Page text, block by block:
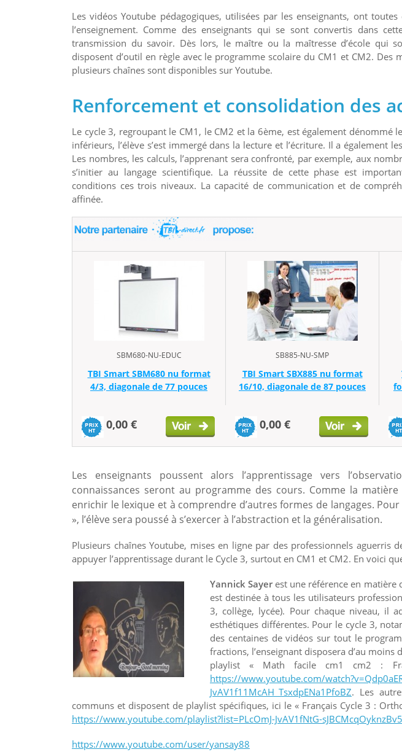
Les vidéos Youtube pédagogiques, utilisées par les enseignants, ont
l’enseignement. Comme des enseignants qui se sont convertis dans
transmission du savoir. Dès lors, le maître ou la maîtresse d’école qui
disposent d’outil en règle avec le programme scolaire du CM1 et CM2. Des
plusieurs chaînes sont disponibles sur Youtube.
Renforcement et consolidation des
Le cycle 3, regroupant le CM1, le CM2 et la 6ème, est également dénommé
inférieurs, l’élève s’est immergé dans la lecture et l’écriture. Il a également
Les nombres, les calculs, l’apprenant sera confronté, par exemple, aux
s’initier au langage scientifique. La réussite de cette phase est
conditions ces trois niveaux. La capacité de communication et de
affinée.
SBM680-NU-EDUC
TBI Smart SBM680 nu format
4/3, diagonale de 77 pouces
0,00 €
SB885-NU-SMP
TBI Smart SBX885 nu format
16/10, diagonale de 87 pouces
0,00 €
Les enseignants poussent alors l’apprentissage vers
connaissances seront au programme des cours. Comme la
enrichir le lexique et à comprendre d’autres formes de langages.
», l’élève sera poussé à s’exercer à l’abstraction et la généralisation.
Plusieurs chaînes Youtube, mises en ligne par des professionnels aguerris
appuyer l’apprentissage durant le Cycle 3, surtout en CM1 et CM2. En voici
Yannick Sayer est une référence en matière
est destinée à tous les utilisateurs
3, collège, lycée). Pour chaque niveau, il
esthétiques différentes. Pour le cycle 3,
des centaines de vidéos sur tout le
fractions, l’enseignant disposera d’au
playlist « Math facile cm1 cm2 :
https://www.youtube.com/
JvAV1f11McAH_TsxdpENa1PfoBZ. Les
communs et disposent de playlist spécifiques, ici le « Français Cycle 3 :
https://www.youtube.com/playlist?list=PLcOmJ-JvAV1fNtG-
https://www.youtube.com/user/yansay88